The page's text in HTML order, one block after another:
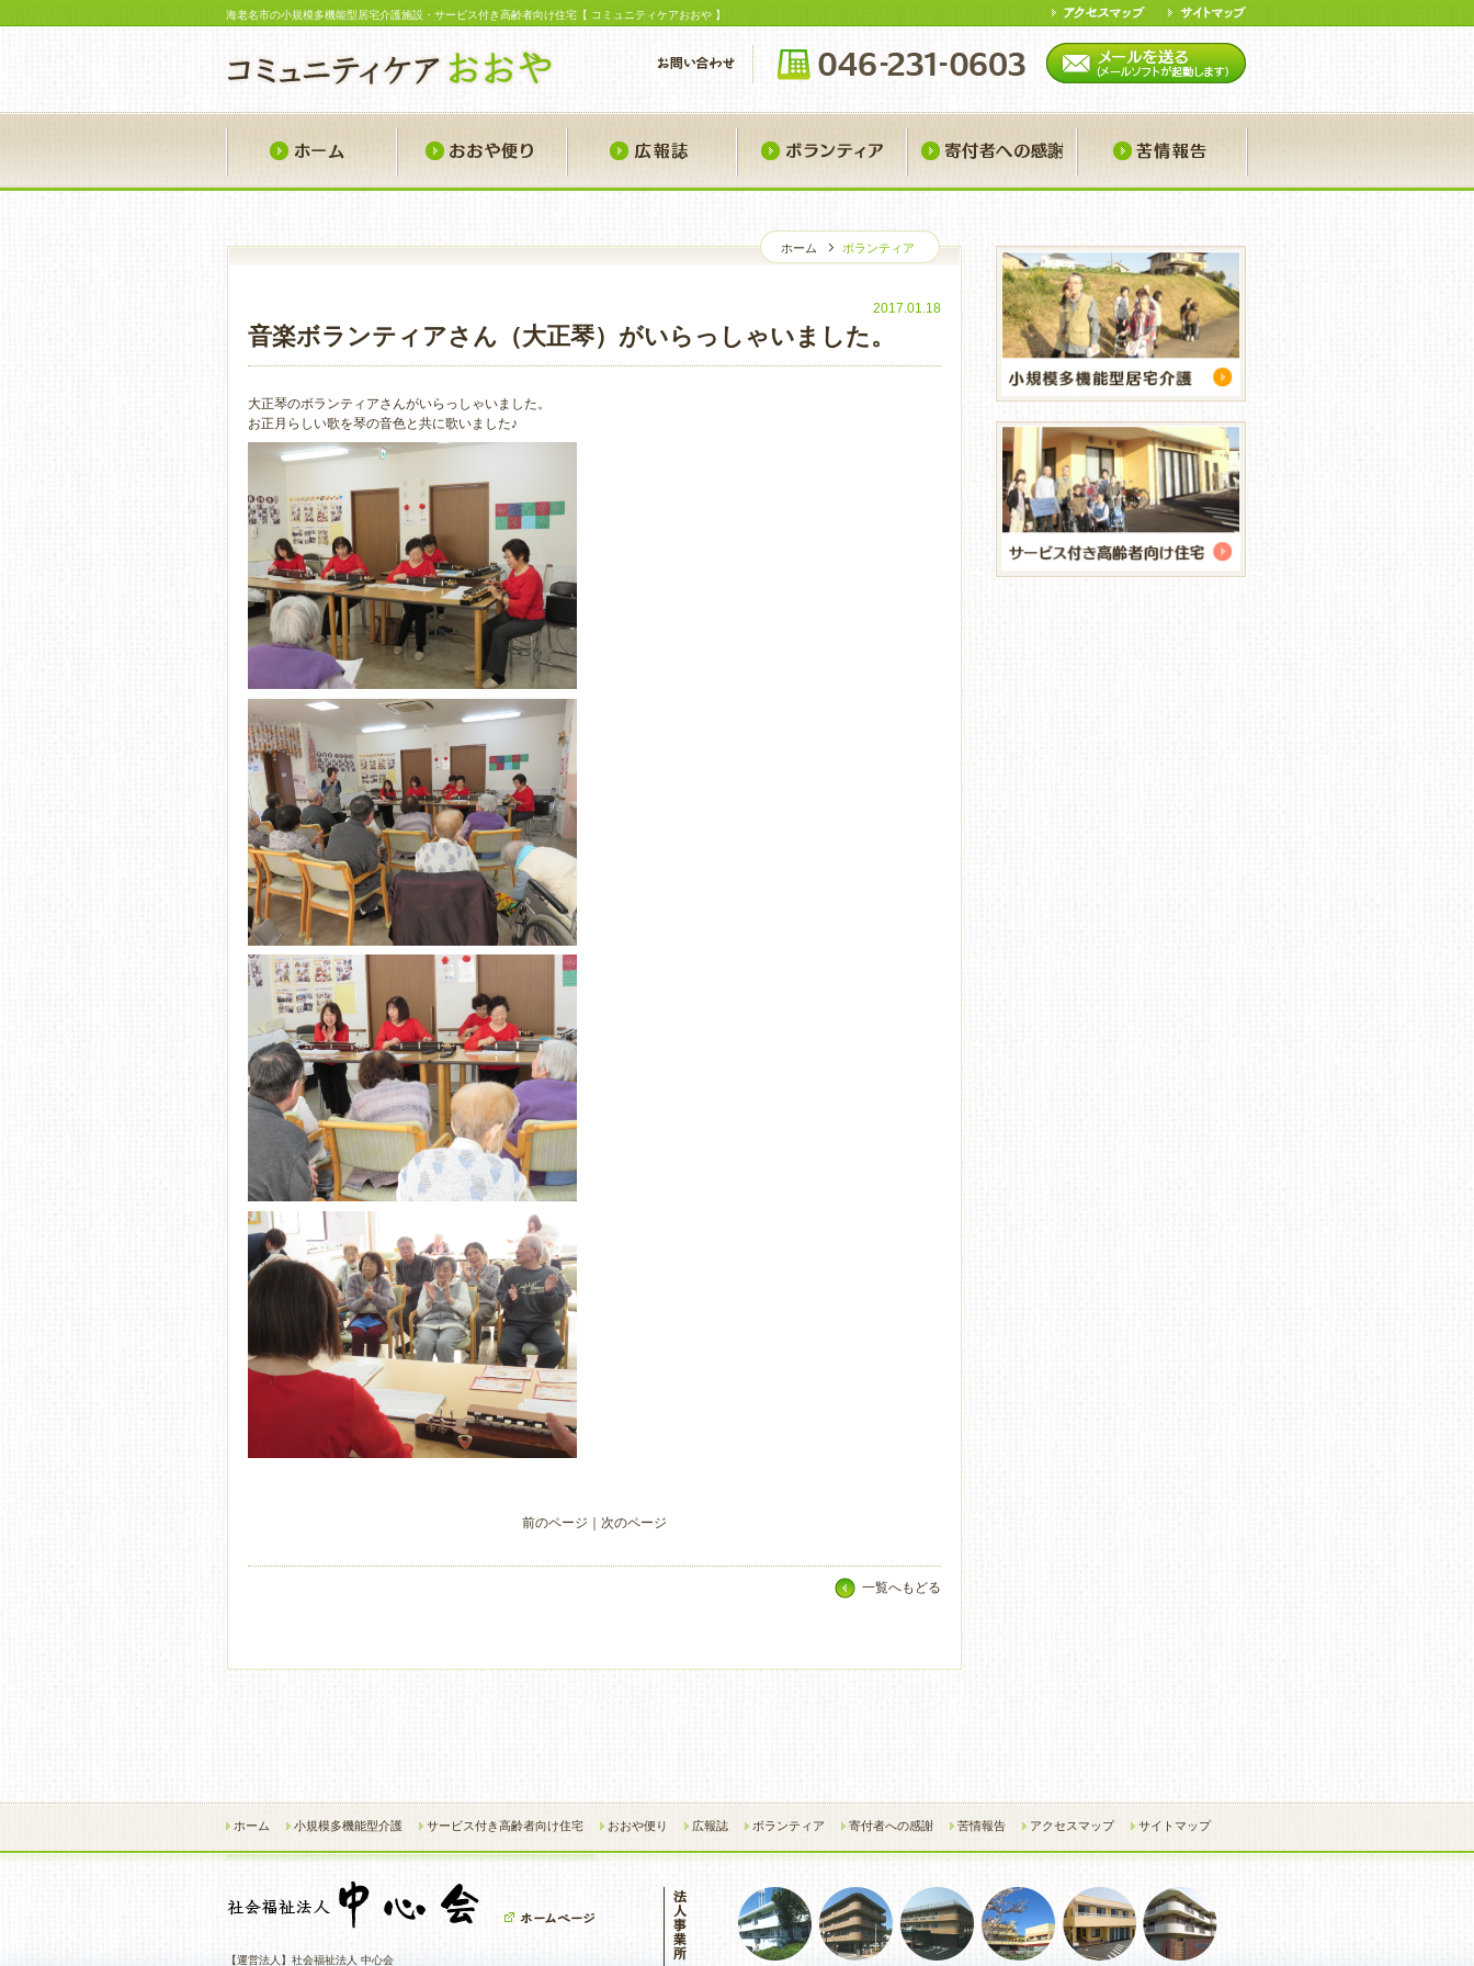
海老名市の小規模多機能型居宅介護施設・サービス付き高齢者向け住宅【 コミュニティケアおおや 】
ホーム おおや便り 広報誌 ボランティア 寄付者への感謝
ボランティア
ホーム ボランティア
2017.01.18
音楽ボランティアさん（大正琴）がいらっしゃいました。
大正琴のボランティアさんがいらっしゃいました。
お正月らしい歌を琴の音色と共に歌いました♪
前のページ ｜ 次のページ
一覧へもどる
ホーム 小規模多機能型介護 サービス付き高齢者向け住宅 おおや便り 広報誌 ボランティア 寄付者への感謝 苦情報告 アクセスマップ サイトマップ
【運営法人】社会福祉法人 中心会